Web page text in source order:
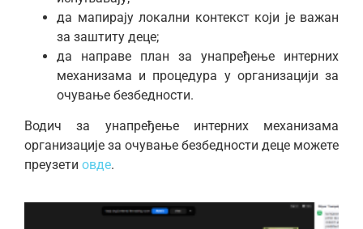
да мапирају локални контекст који је важан
за заштиту деце;
да направе план за унапређење интерних
механизама и процедура у организацији за
очување безбедности.
Водич за унапређење интерних механизама
организације за очување безбедности деце можете
преузети овде.